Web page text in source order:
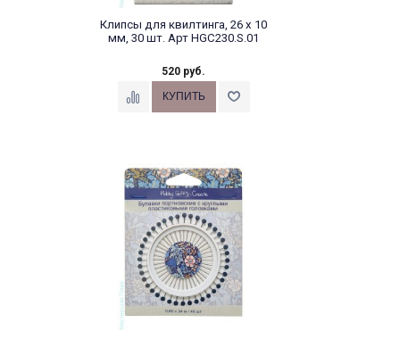
Клипсы для квилтинга, 26 х 10
мм, 30 шт. Арт HGC230.S.01
520 руб.